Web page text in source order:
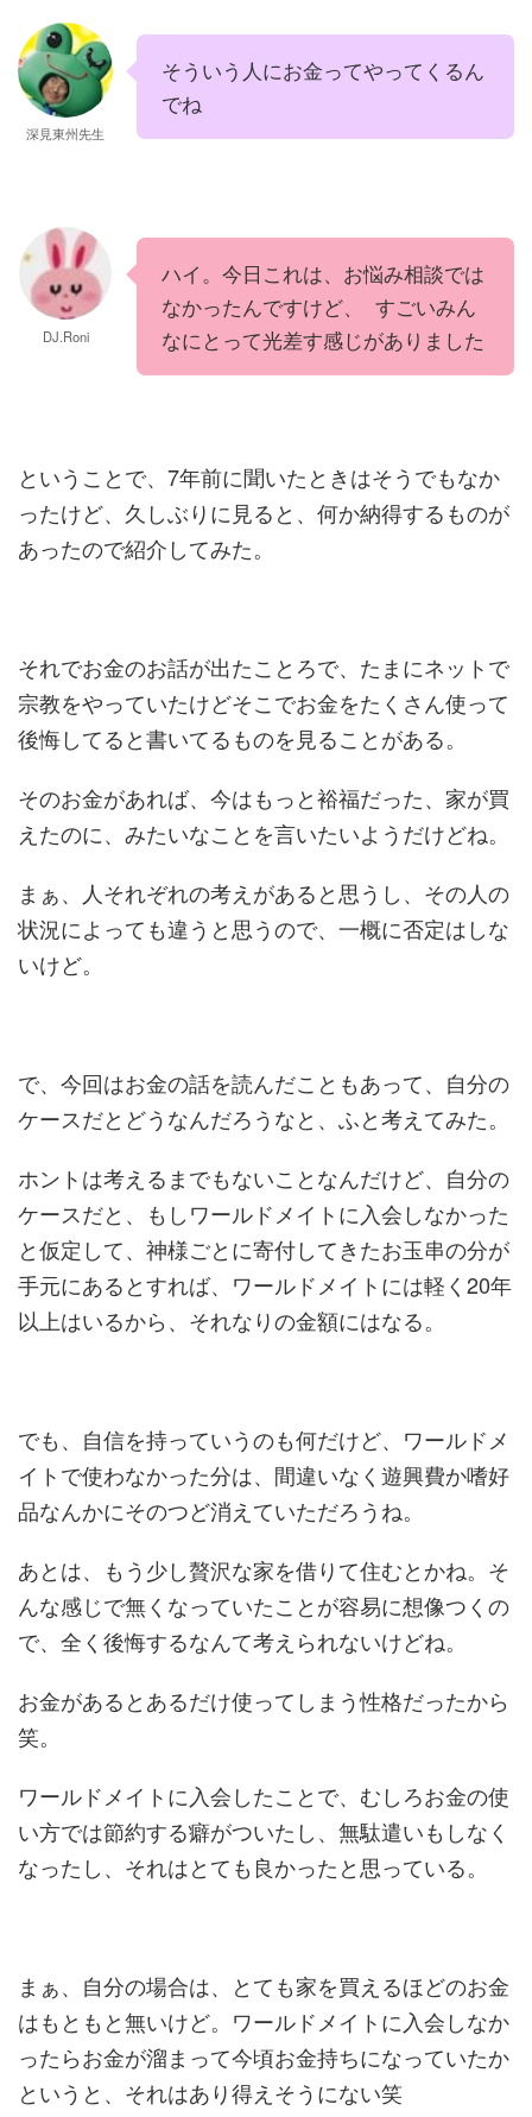
深見東州先生
そういう人にお金ってやってくるん
でね
DJ.Roni
ハイ。今日これは、お悩み相談では
なかったんですけど、 すごいみん
なにとって光差す感じがありました
ということで、7年前に聞いたときはそうでもなか
ったけど、久しぶりに見ると、何か納得するものが
あったので紹介してみた。
それでお金のお話が出たことろで、たまにネットで
宗教をやっていたけどそこでお金をたくさん使って
後悔してると書いてるものを見ることがある。
そのお金があれば、今はもっと裕福だった、家が買
えたのに、みたいなことを言いたいようだけどね。
まぁ、人それぞれの考えがあると思うし、その人の
状況によっても違うと思うので、一概に否定はしな
いけど。
で、今回はお金の話を読んだこともあって、自分の
ケースだとどうなんだろうなと、ふと考えてみた。
ホントは考えるまでもないことなんだけど、自分の
ケースだと、もしワールドメイトに入会しなかった
と仮定して、神様ごとに寄付してきたお玉串の分が
手元にあるとすれば、ワールドメイトには軽く20年
以上はいるから、それなりの金額にはなる。
でも、自信を持っていうのも何だけど、ワールドメ
イトで使わなかった分は、間違いなく遊興費か嗜好
品なんかにそのつど消えていただろうね。
あとは、もう少し贅沢な家を借りて住むとかね。そ
んな感じで無くなっていたことが容易に想像つくの
で、全く後悔するなんて考えられないけどね。
お金があるとあるだけ使ってしまう性格だったから
笑。
ワールドメイトに入会したことで、むしろお金の使
い方では節約する癖がついたし、無駄遣いもしなく
なったし、それはとても良かったと思っている。
まぁ、自分の場合は、とても家を買えるほどのお金
はもともと無いけど。ワールドメイトに入会しなか
ったらお金が溜まって今頃お金持ちになっていたか
というと、それはあり得えそうにない笑